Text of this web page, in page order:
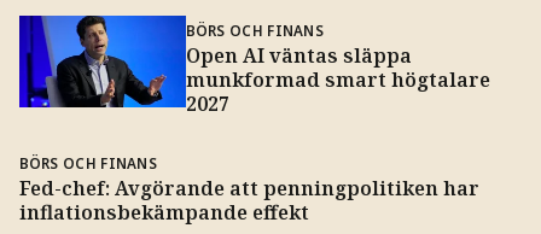
BÖRS OCH FINANS
Open AI väntas släppa
munkformad smart högtalare
2027
BÖRS OCH FINANS
Fed-chef: Avgörande att penningpolitiken har
inflationsbekämpande effekt